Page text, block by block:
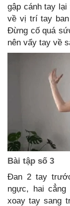
gập cánh tay
về vị trí tay
Đừng cố quá
nên vẩy tay về
Bài tập số 3
Đan 2 tay
ngực, hai
xoay tay sang